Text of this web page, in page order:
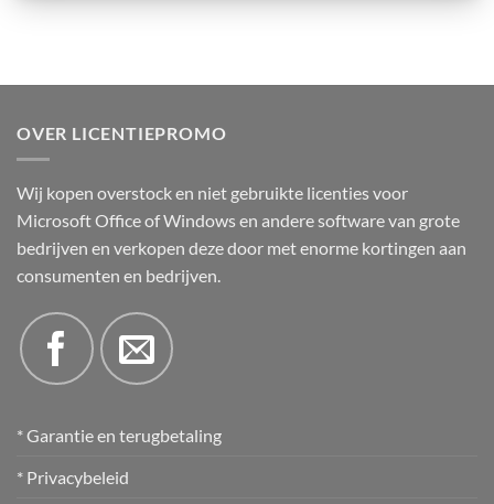
OVER LICENTIEPROMO
Wij kopen overstock en niet gebruikte licenties voor
Microsoft Office of Windows en andere software van grote
bedrijven en verkopen deze door met enorme kortingen aan
consumenten en bedrijven.
* Garantie en terugbetaling
* Privacybeleid